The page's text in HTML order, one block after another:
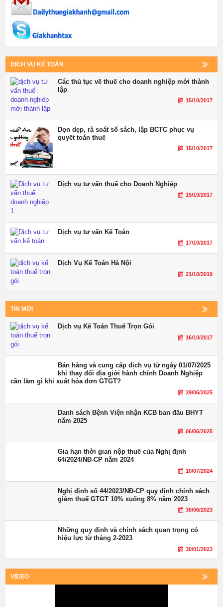
DỊCH VỤ KẾ TOÁN
Các thủ tục về thuế cho doanh nghiệp mới thành
lập
15/10/2017
Dọn dẹp, rà soát sổ sách, lập BCTC phục vụ
quyết toán thuế
15/10/2017
Dịch vụ tư vấn thuế cho Doanh Nghiệp
15/10/2017
Dịch vụ tư vấn Kế Toán
17/10/2017
Dịch Vụ Kế Toán Hà Nội
21/10/2019
TIN MỚI
Dịch vụ Kế Toán Thuế Trọn Gói
16/10/2017
Bán hàng và cung cấp dịch vụ từ ngày 01/07/2025
khi thay đổi địa giới hành chính Doanh Nghiệp
cần làm gì khi xuất hóa đơn GTGT?
29/06/2025
Danh sách Bệnh Viện nhận KCB ban đầu BHYT
năm 2025
06/06/2025
Gia hạn thời gian nộp thuế của Nghị định
64/2024/NĐ-CP năm 2024
10/07/2024
Nghị định số 44/2023/NĐ-CP quy định chính sách
giảm thuế GTGT 10% xuống 8% năm 2023
30/06/2023
Những quy định và chính sách quan trọng có
hiệu lực từ tháng 2-2023
30/01/2023
VIDEO